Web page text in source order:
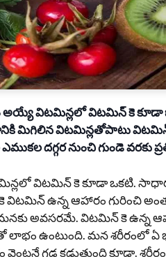
అయ్యే విట‌మిన్ల‌లో విట‌మిన్ కె
మిగిలిన విట‌మిన్ల‌తోపాటు
ద‌గ్గ‌ర నుంచి గుండె
విట‌మిన్ కె కూడా ఒక‌టి.
విట‌మిన్ ఉన్న ఆహారం గురించి
అవ‌స‌ర‌మే. విట‌మిన్ కె ఉన్న
లాభం ఉంటుంది. మ‌న శ‌రీరంలో
వెంట‌నే గ‌డ్డ క‌డుతుంది కూడా.